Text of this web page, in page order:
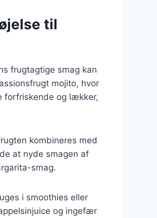
til
frugtagtige smag kan
mojito, hvor
forfriskende og lækker,
kombineres med
at nyde smagen af
smag.
i smoothies eller
og ingefær